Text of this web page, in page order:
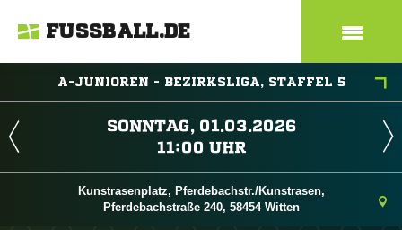
FUSSBALL.DE
A-JUNIOREN - BEZIRKSLIGA, STAFFEL 5
 
 
Kunstrasenplatz, Pferdebachstr./Kunstrasen,
Pferdebachstraße 240, 58454 Witten